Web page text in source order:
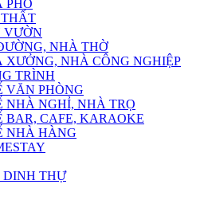
PHỐ
VƯỜN
NHÀ THỜ
XƯỞNG, NHÀ CÔNG NGHIỆP
TRÌNH
VĂN PHÒNG
NHÀ NGHỈ, NHÀ TRỌ
BAR, CAFE, KARAOKE
NHÀ HÀNG
THỰ